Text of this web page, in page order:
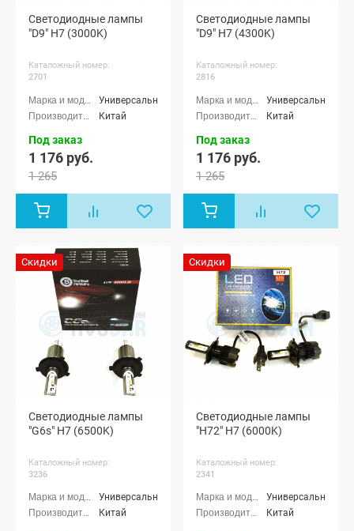
Светодиодные лампы
"D9" H7 (3000K)
Каталожный номер:
2701
Универсальные
Китай
Под заказ
1 176 руб.
1 265
Светодиодные лампы
"D9" H7 (4300K)
Каталожный номер:
2816
Универсальные
Китай
Под заказ
1 176 руб.
1 265
Скидки
Светодиодные лампы
"G6s" H7 (6500K)
Каталожный номер:
3236
Универсальные
Китай
Скидки
Светодиодные лампы
"H72" H7 (6000K)
Каталожный номер:
2341
Универсальные
Китай